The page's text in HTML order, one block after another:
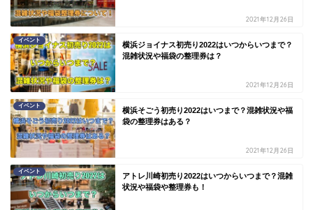
2021年12月26日
イベント
横浜ジョイナス初売り2022はいつからいつまで？
混雑状況や福袋の整理券は？
2021年12月26日
イベント
横浜そごう初売り2022はいつまで？混雑状況や福
袋の整理券はある？
2021年12月26日
イベント
アトレ川崎初売り2022はいつからいつまで？混雑
状況や福袋や整理券も！